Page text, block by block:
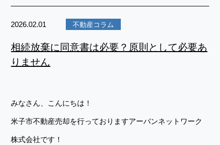
相続放棄に同意書は必要？原則として必要あ
りません
2026.02.01 不動産コラム
みなさん、こんにちは！
米子市不動産売却を行っておりますアーバンネットワーク
株式会社です！